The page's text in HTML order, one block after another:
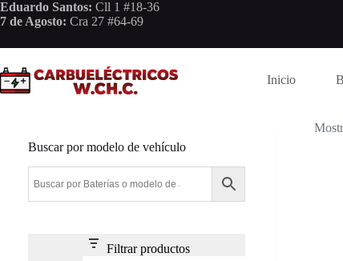
Saltar
al
Eduardo Santos: Cll 1 #18-36
7 de Agosto: Cra 27 #64-69
Inicio
Buscar por modelo de vehículo
Filtrar productos